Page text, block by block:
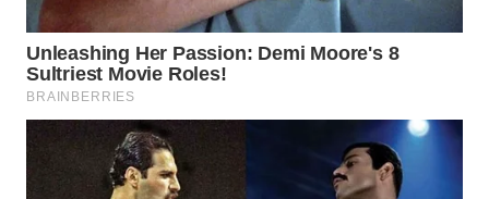
WN
SULSEL
WN
GORONTALO